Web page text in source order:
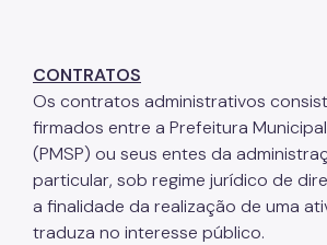
CONTRATOS
Os contratos administrativos
firmados entre a Prefeitura
(PMSP) ou seus entes da
particular, sob regime jurídico de
a finalidade da realização de uma
traduza no interesse público.